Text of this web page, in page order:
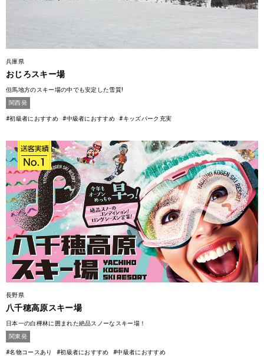
兵庫県
おじろスキー場
但馬地方のスキー場の中でも安定した雪質!
関西発
#初級者におすすめ #中級者におすすめ #キッズパーク充実
長野県
八千穂高原スキー場
日本一の白樺林に囲まれた絶品スノーなスキー場！
関東発
#名物コースあり #初級者におすすめ #中級者におすすめ